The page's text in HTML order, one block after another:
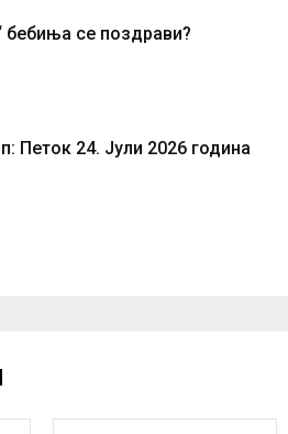
бебиња се поздрави?
Петок 24. Јули 2026 година